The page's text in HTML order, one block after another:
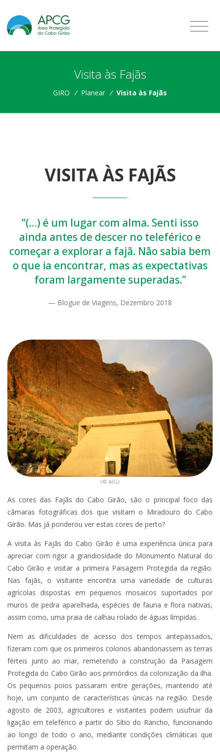
Visita às Fajãs
GIRO / Planear / Visita às Fajãs
VISITA ÀS FAJÃS
“(…) é um lugar com alma. Senti isso
ainda antes de descer no teleférico e
começar a explorar a fajã. Não sabia bem
o que ia encontrar, mas as expectativas
foram largamente superadas.”
Blogue de Viagens, Dezembro 2018
(© AIG)
As cores das Fajãs do Cabo Girão, são o principal foco das
câmaras fotográficas dos que visitam o Miradouro do Cabo
Girão. Mas já ponderou ver estas cores de perto?
A visita às Fajãs do Cabo Girão é uma experiência única para
apreciar com rigor a grandiosidade do Monumento Natural do
Cabo Girão e visitar a primeira Paisagem Protegida da região.
Nas fajãs, o visitante encontra uma variedade de culturas
agrícolas dispostas em pequenos mosaicos suportados por
muros de pedra aparelhada, espécies de fauna e flora nativas,
assim como, uma praia de calhau rolado de águas límpidas.
Nem as dificuldades de acesso dos tempos antepassados,
fizeram com que os primeiros colonos abandonassem as terras
férteis junto ao mar, remetendo a construção da Paisagem
Protegida do Cabo Girão aos primórdios da colonização da ilha.
Os pequenos poios passaram entre gerações, mantendo até
hoje, um conjunto de características únicas na região. Desde
agosto de 2003, agricultores e visitantes podem usufruir da
ligação em teleférico a partir do Sítio do Rancho, funcionando
ao longo de todo o ano, mediante condições climáticas que
permitam a operação.